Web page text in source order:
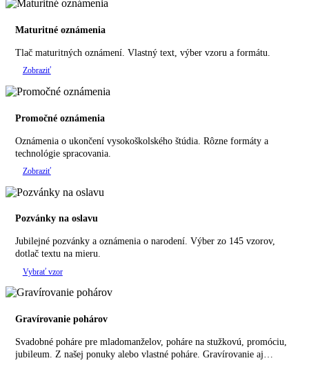
Maturitné oznámenia
Tlač maturitných oznámení. Vlastný text, výber vzoru a formátu.
Zobraziť
Promočné oznámenia
Oznámenia o ukončení vysokoškolského štúdia. Rôzne formáty a
technológie spracovania.
Zobraziť
Pozvánky na oslavu
Jubilejné pozvánky a oznámenia o narodení. Výber zo 145 vzorov,
dotlač textu na mieru.
Vybrať vzor
Gravírovanie pohárov
Svadobné poháre pre mladomanželov, poháre na stužkovú, promóciu,
jubileum. Z našej ponuky alebo vlastné poháre. Gravírovanie aj